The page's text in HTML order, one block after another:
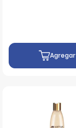
Agregar